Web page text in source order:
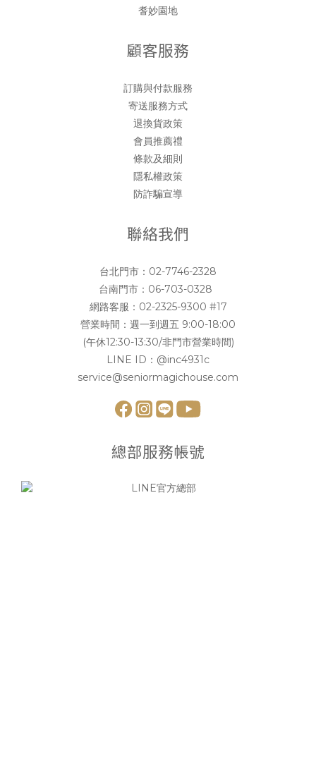
耆妙園地
顧客服務
訂購與付款服務
寄送服務方式
退換貨政策
會員推薦禮
條款及細則
隱私權政策
防詐騙宣導
聯絡我們
台北門市： 02-7746-2328
台南門市： 06-703-0328
網路客服： 02-2325-9300 #17
營業時間：週一到週五 9:00-18:00
(午休12:30-13:30/非門市營業時間)
LINE ID： @inc4931c
service@seniormagichouse.com
總部服務帳號